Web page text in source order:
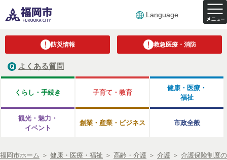
Language
防災情報 救急医療・消防
よくある質問
くらし・手続き 子育て・教育
健康・医療・
福祉
観光・魅力・
イベント
創業・産業・ビジネス 市政全般
福岡市ホーム ＞ 健康・医療・福祉 ＞ 高齢・介護 ＞ 介護 ＞ 介護保険制度の